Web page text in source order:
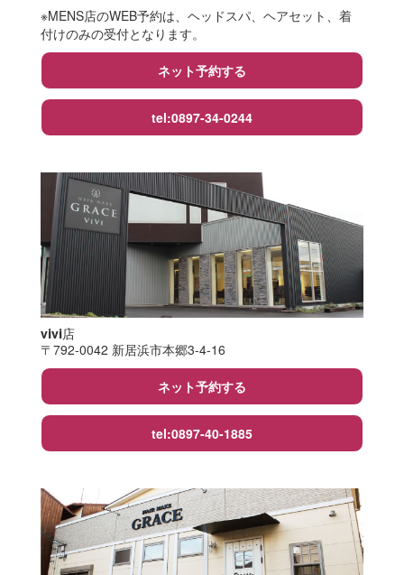
※MENS店のWEB予約は、ヘッドスパ、ヘアセット、着
付けのみの受付となります。
ネット予約する
tel:0897-34-0244
vivi店
〒792-0042 新居浜市本郷3-4-16
ネット予約する
tel:0897-40-1885